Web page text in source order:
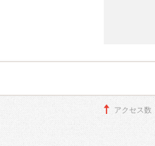
アクセス